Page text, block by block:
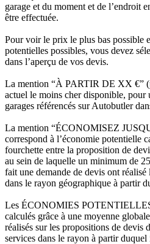
garage et du moment et de l’endroit
être effectuée.
Pour voir le prix le plus bas possible
potentielles possibles, vous devez
dans l’aperçu de vos devis.
La mention “À PARTIR DE XX €”
actuel le moins cher disponible, pour
garages référencés sur Autobutler
La mention “ÉCONOMISEZ
correspond à l’économie potentielle
fourchette entre la proposition de
au sein de laquelle un minimum de
fait une demande de devis ont
dans le rayon géographique à partir
Les ÉCONOMIES
calculés grâce à une moyenne
réalisés sur les propositions de devis
services dans le rayon à partir duquel